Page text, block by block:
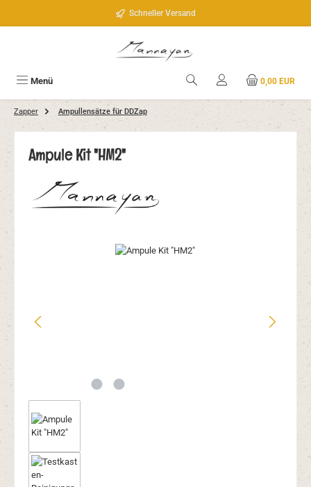
Schneller Versand
Menü 0,00 EUR
Zapper Ampullensätze für DDZap
Ampule Kit "HM2"
Bildergalerie überspringen